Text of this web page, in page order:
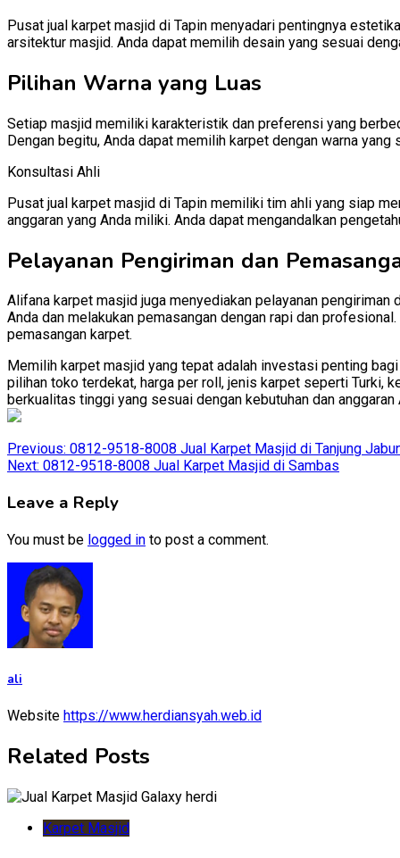
Pusat jual karpet masjid di Tapin menyadari pentingnya
arsitektur masjid. Anda dapat memilih desain yang sesuai
Pilihan Warna yang Luas
Setiap masjid memiliki karakteristik dan preferensi yang
Dengan begitu, Anda dapat memilih karpet dengan warna
Konsultasi Ahli
Pusat jual karpet masjid di Tapin memiliki tim ahli yang siap
anggaran yang Anda miliki. Anda dapat mengandalkan
Pelayanan Pengiriman dan
Alifana karpet masjid juga menyediakan pelayanan pengiriman
Anda dan melakukan pemasangan dengan rapi dan
pemasangan karpet.
Memilih karpet masjid yang tepat adalah investasi penting
pilihan toko terdekat, harga per roll, jenis karpet seperti Turki,
berkualitas tinggi yang sesuai dengan kebutuhan dan
Post
Previous: 0812-9518-8008 Jual Karpet Masjid di Tanjung
Next: 0812-9518-8008 Jual Karpet Masjid di Sambas
Leave a Reply
You must be logged in to post a comment.
ali
Website https://www.herdiansyah.web.id
Related Posts
Karpet Masjid